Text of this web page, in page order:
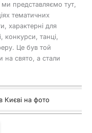
ми представляємо тут,
тематичних
характерні для
конкурси, танці,
Це був той
на свято, а стали
Києві на фото